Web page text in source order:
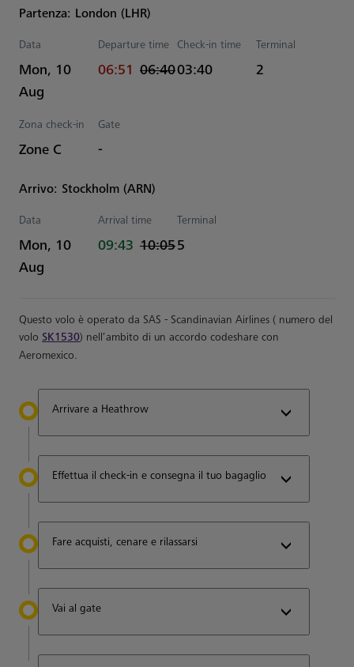
Partenza: London (LHR)
Data
Mon, 10
Aug
Departure time
actual Tempo
06:51
Estimated Tempo
06:40
Check-in time
03:40
Terminal
2
Zona check-in
Zone C
Gate
-
Arrivo: Stockholm (ARN)
Data
Mon, 10
Aug
Arrival time
actual Tempo
09:43
Estimated Tempo
10:05
Terminal
5
Questo volo è operato da SAS - Scandinavian Airlines ( numero del
volo SK1530) nell’ambito di un accordo codeshare con
Aeromexico.
Arrivare a Heathrow
Effettua il check-in e consegna il tuo bagaglio
Fare acquisti, cenare e rilassarsi
Vai al gate